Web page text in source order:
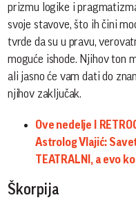
prizmu logike i
svoje stavove, što ih čini
tvrde da su u pravu,
moguće ishode. Njihov ton
ali jasno će vam dati do
njihov zaključak.
Ove nedelje I
Astrolog Vlajić:
TEATRALNI, a evo
Škorpija